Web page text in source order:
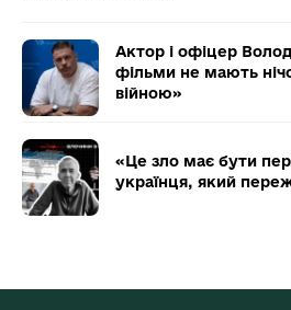
Актор і офіцер
фільми не мають
війною»
«Це зло має бути
українця, який